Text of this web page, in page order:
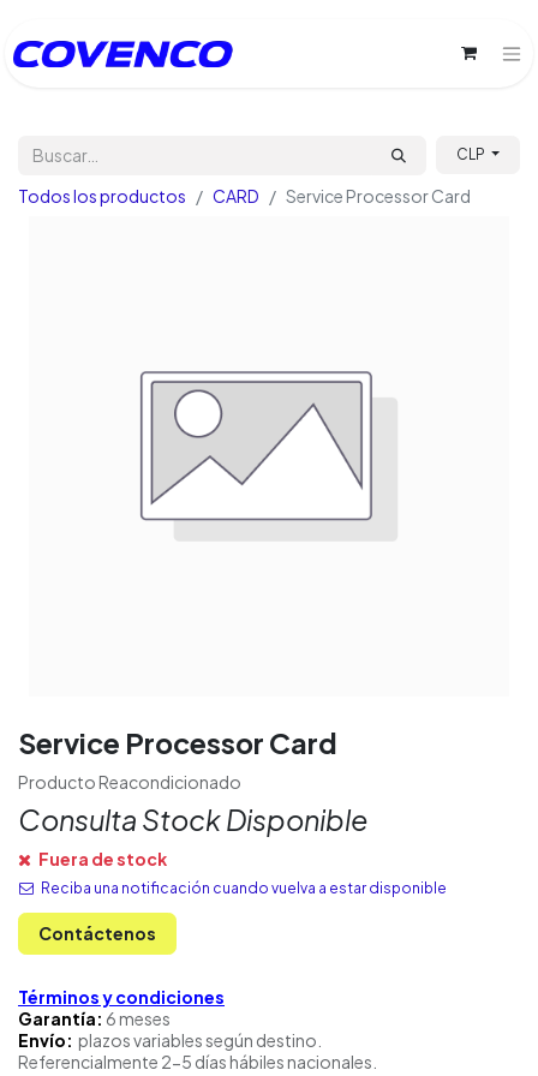
CLP
Todos los productos CARD Service Processor Card
Service Processor Card
Producto Reacondicionado
Consulta Stock Disponible
Fuera de stock
Reciba una notificación cuando vuelva a estar disponible
Contáctenos
Términos y condiciones
Garantía: 6 meses
Envío: plazos variables según destino.
Referencialmente 2-5 días hábiles nacionales.